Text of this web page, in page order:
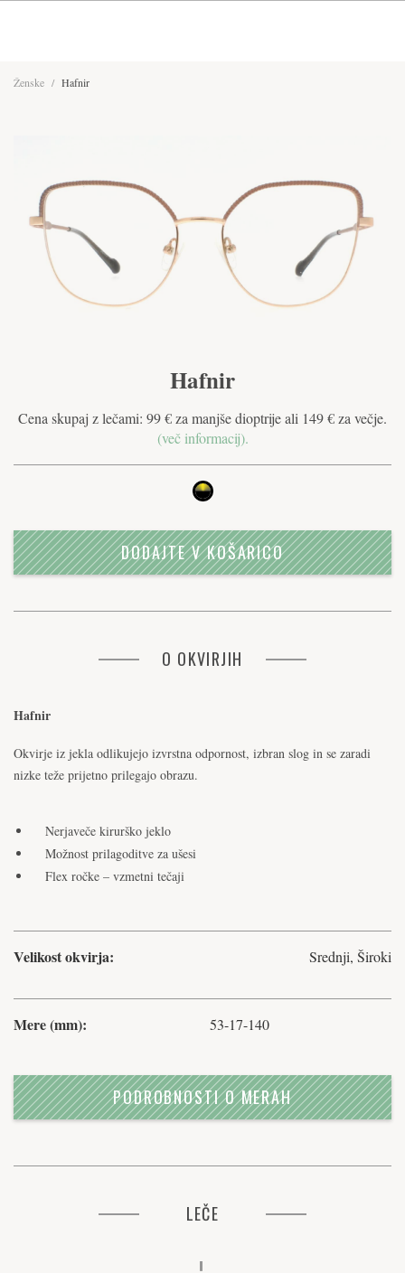
Ženske / Hafnir
Hafnir
Cena skupaj z lečami: 99 € za manjše dioptrije ali 149 € za večje.
(več informacij).
DODAJTE V KOŠARICO
O OKVIRJIH
Hafnir
Okvirje iz jekla odlikujejo izvrstna odpornost, izbran slog in se zaradi
nizke teže prijetno prilegajo obrazu.
Nerjaveče kirurško jeklo
Možnost prilagoditve za ušesi
Flex ročke – vzmetni tečaji
Velikost okvirja: Srednji, Široki
Mere (mm): 53-17-140
PODROBNOSTI O MERAH
LEČE